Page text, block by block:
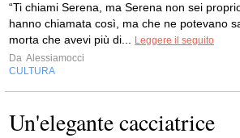
“Ti chiami Serena, ma Serena non sei
hanno chiamata così, ma che ne potevano
morta che avevi più di...
Leggere il seguito
Da Alessiamocci
CULTURA
Un'elegante cacciatrice